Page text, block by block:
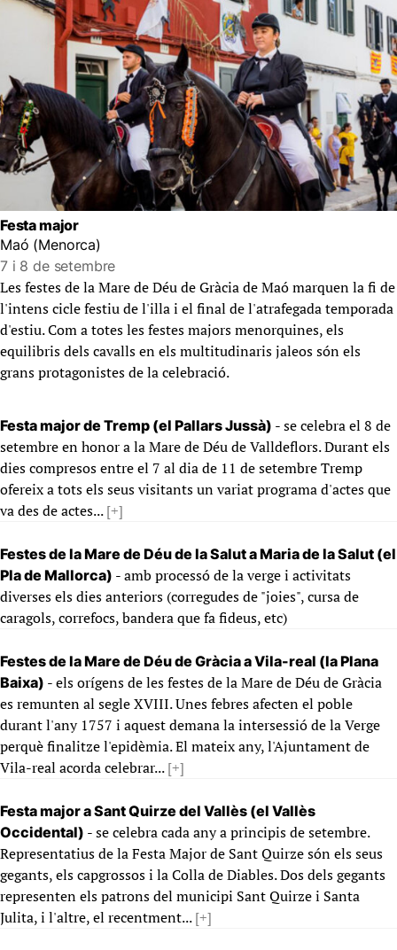
Festa major
Maó (Menorca)
7 i 8 de setembre
Les festes de la Mare de Déu de Gràcia de Maó marquen la fi de
l'intens cicle festiu de l'illa i el final de l'atrafegada temporada
d'estiu. Com a totes les festes majors menorquines, els
equilibris dels cavalls en els multitudinaris jaleos són els
grans protagonistes de la celebració.
Festa major de Tremp (el Pallars Jussà) - se celebra el 8 de
setembre en honor a la Mare de Déu de Valldeflors. Durant els
dies compresos entre el 7 al dia de 11 de setembre Tremp
ofereix a tots els seus visitants un variat programa d'actes que
va des de actes...[+]
Festes de la Mare de Déu de la Salut a Maria de la Salut (el
Pla de Mallorca) - amb processó de la verge i activitats
diverses els dies anteriors (corregudes de "joies", cursa de
caragols, correfocs, bandera que fa fideus, etc)
Festes de la Mare de Déu de Gràcia a Vila-real (la Plana
Baixa) - els orígens de les festes de la Mare de Déu de Gràcia
es remunten al segle XVIII. Unes febres afecten el poble
durant l'any 1757 i aquest demana la intersessió de la Verge
perquè finalitze l'epidèmia. El mateix any, l'Ajuntament de
Vila-real acorda celebrar...[+]
Festa major a Sant Quirze del Vallès (el Vallès
Occidental) - se celebra cada any a principis de setembre.
Representatius de la Festa Major de Sant Quirze són els seus
gegants, els capgrossos i la Colla de Diables. Dos dels gegants
representen els patrons del municipi Sant Quirze i Santa
Julita, i l'altre, el recentment...[+]